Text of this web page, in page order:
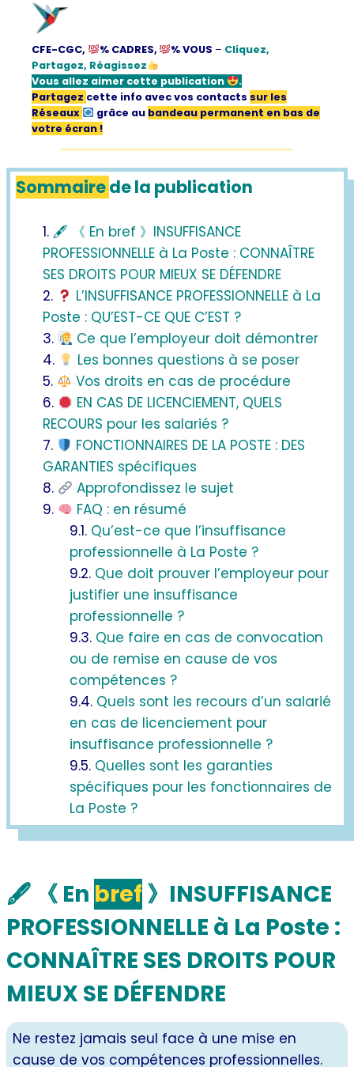
CFE-CGC, % CADRES, % VOUS – Cliquez,
Partagez, Réagissez
Vous allez aimer cette publication
.
Partagez cette info avec vos contacts sur les
Réseaux
grâce au bandeau permanent en bas de
votre écran !
Sommairede la publication
🖋 《 En bref 》INSUFFISANCE
PROFESSIONNELLE à La Poste : CONNAÎTRE
SES DROITS POUR MIEUX SE DÉFENDRE
L’INSUFFISANCE PROFESSIONNELLE à La
Poste : QU’EST-CE QUE C’EST ?
Ce que l’employeur doit démontrer
Les bonnes questions à se poser
Vos droits en cas de procédure
EN CAS DE LICENCIEMENT, QUELS
RECOURS pour les salariés ?
FONCTIONNAIRES DE LA POSTE : DES
GARANTIES spécifiques
Approfondissez le sujet
FAQ : en résumé
Qu’est-ce que l’insuffisance
professionnelle à La Poste ?
Que doit prouver l’employeur pour
justifier une insuffisance
professionnelle ?
Que faire en cas de convocation
ou de remise en cause de vos
compétences ?
Quels sont les recours d’un salarié
en cas de licenciement pour
insuffisance professionnelle ?
Quelles sont les garanties
spécifiques pour les fonctionnaires de
La Poste ?
🖋 《 En bref 》 INSUFFISANCE
PROFESSIONNELLE à La Poste :
CONNAÎTRE SES DROITS POUR
MIEUX SE DÉFENDRE
Ne restez jamais seul face à une mise en
cause de vos compétences professionnelles.